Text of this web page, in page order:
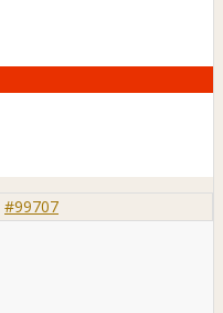
#99707